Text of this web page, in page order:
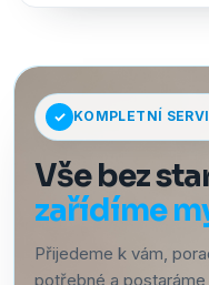
KOMPLETNÍ
Vše bez
zařídíme
Přijedeme k vám,
potřebné a